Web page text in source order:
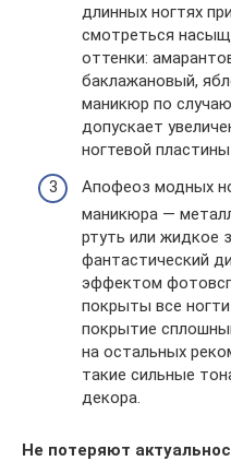
длинных ногтях
смотреться
оттенки:
баклажановый,
маникюр по
допускает
ногтевой
Апофеоз модных
маникюра —
ртуть или жидкое
фантастический
эффектом
покрыты все
покрытие
на остальных
такие сильные
декора.
Не потеряют